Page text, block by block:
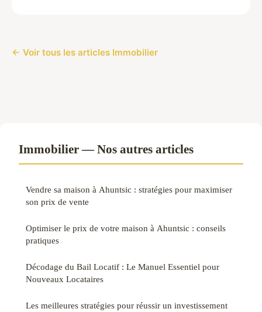
← Voir tous les articles Immobilier
Immobilier — Nos autres articles
Vendre sa maison à Ahuntsic : stratégies pour maximiser
son prix de vente
Optimiser le prix de votre maison à Ahuntsic : conseils
pratiques
Décodage du Bail Locatif : Le Manuel Essentiel pour
Nouveaux Locataires
Les meilleures stratégies pour réussir un investissement